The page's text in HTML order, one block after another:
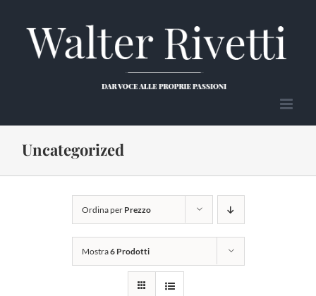
contenuto
Uncategorized
Ordina per Prezzo
Mostra6 Prodotti